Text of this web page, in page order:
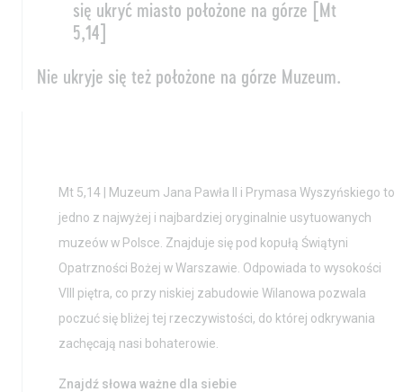
się ukryć miasto położone na górze [Mt
5,14]
Nie ukryje się też położone na górze Muzeum.
Mt 5,14 | Muzeum Jana Pawła II i Prymasa Wyszyńskiego to
jedno z najwyżej i najbardziej oryginalnie usytuowanych
muzeów w Polsce. Znajduje się pod kopułą Świątyni
Opatrzności Bożej w Warszawie. Odpowiada to wysokości
VIII piętra, co przy niskiej zabudowie Wilanowa pozwala
poczuć się bliżej tej rzeczywistości, do której odkrywania
zachęcają nasi bohaterowie.
Znajdź słowa ważne dla siebie